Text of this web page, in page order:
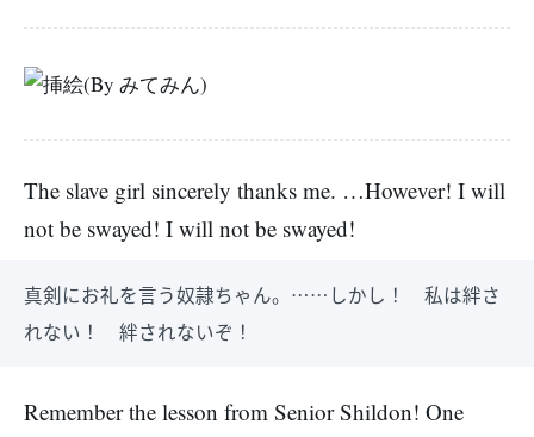
The slave girl sincerely thanks me. …However! I will
not be swayed! I will not be swayed!
真剣にお礼を言う奴隷ちゃん。……しかし！ 私は絆さ
れない！ 絆されないぞ！
Remember the lesson from Senior Shildon! One